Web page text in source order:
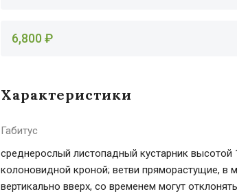
6,800 ₽
Характеристики
Габитус
среднерослый листопадный кустарник высотой
колоновидной кроной; ветви пряморастущие, в
вертикально вверх, со временем могут